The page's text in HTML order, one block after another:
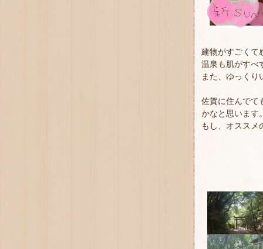
建物がすごくて
温泉も肌がすべ
また、ゆっくり
佐賀に住んでて
かなと思います
もし、オスス